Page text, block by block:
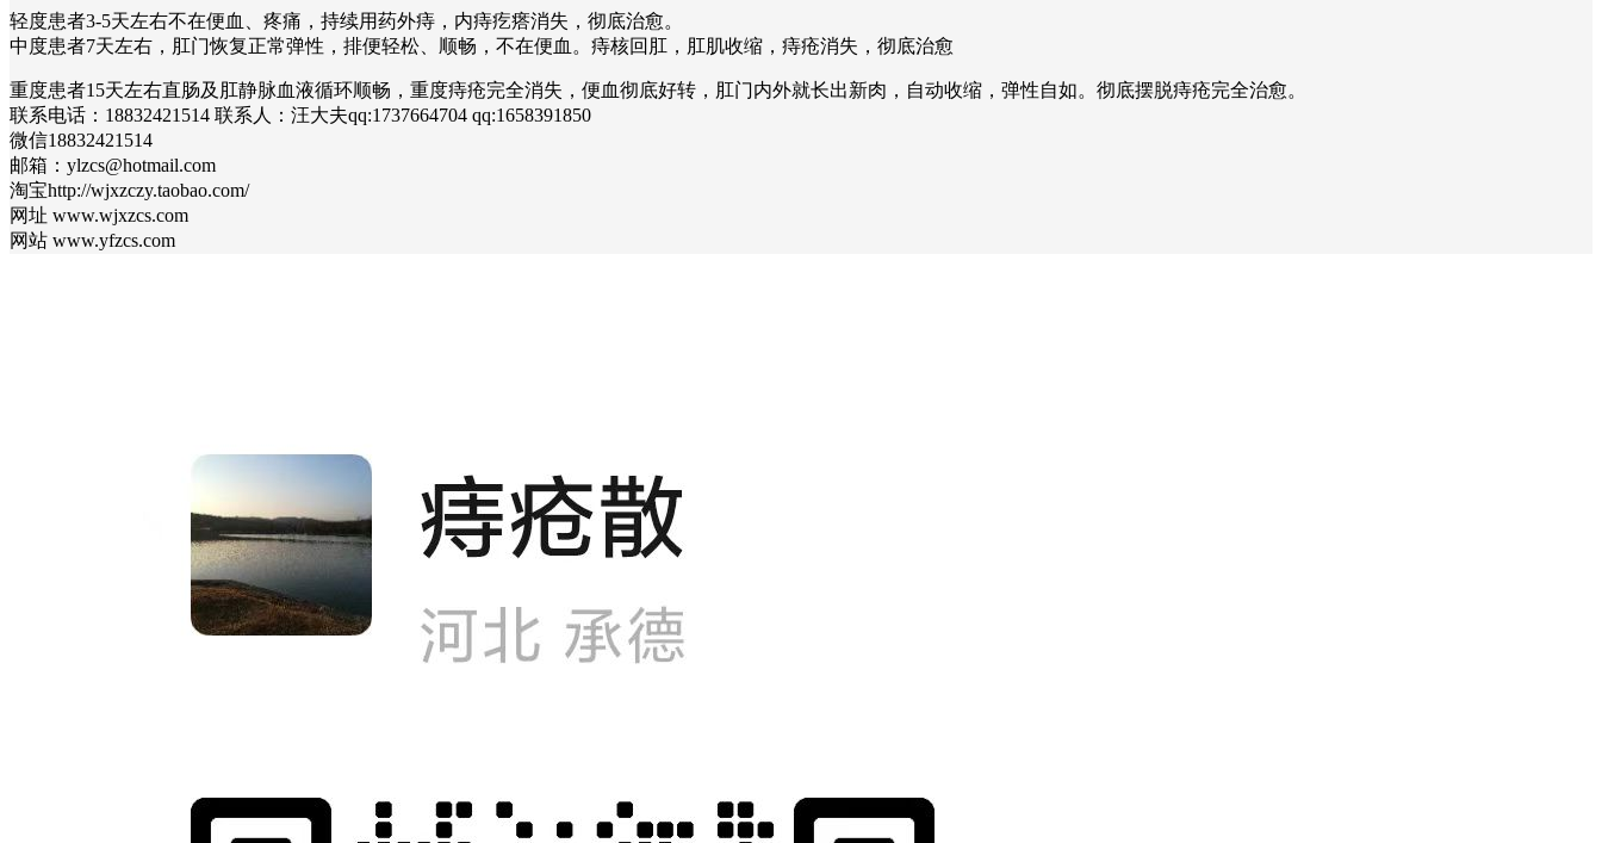
轻度患者3-5天左右不在便血、疼痛，持续用药外痔，内痔疙瘩消失，彻底治愈。
中度患者7天左右，肛门恢复正常弹性，排便轻松、顺畅，不在便血。痔核回肛，肛肌收缩，痔疮消失，彻底治愈
重度患者15天左右直肠及肛静脉血液循环顺畅，重度痔疮完全消失，便血彻底好转，肛门内外就长出新肉，自动收缩，弹性自如。彻底摆脱痔疮完全治愈。
联系电话：18832421514 联系人：汪大夫qq:1737664704 qq:1658391850
微信18832421514
邮箱：ylzcs@hotmail.com
淘宝http://wjxzczy.taobao.com/
网址 www.wjxzcs.com
网站 www.yfzcs.com